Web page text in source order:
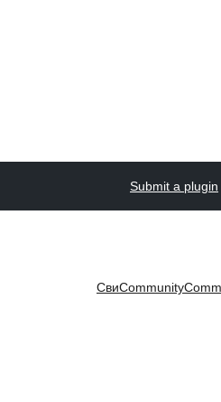
Submit a plugin
СвиCommunity